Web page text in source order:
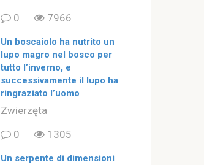
0
7966
Un boscaiolo ha nutrito un
lupo magro nel bosco per
tutto l’inverno, e
successivamente il lupo ha
ringraziato l’uomo
Zwierzęta
0
1305
Un serpente di dimensioni